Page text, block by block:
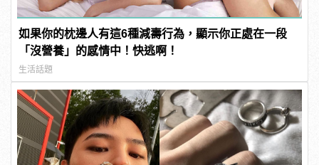
如果你的枕邊人有這6種減壽行為，顯示你正處在一段
「沒營養」的感情中！快逃啊！
生活話題